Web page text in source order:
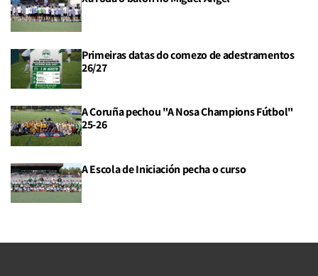
Primeiras datas do comezo de adestramentos
26/27
A Coruña pechou "A Nosa Champions Fútbol"
25-26
A Escola de Iniciación pecha o curso